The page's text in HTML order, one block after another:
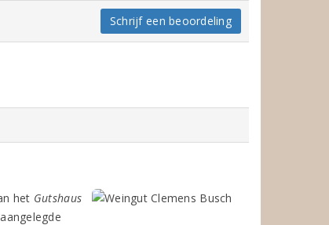
Schrijf een beoordeling
het Gutshaus